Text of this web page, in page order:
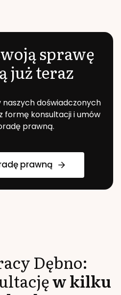
sprawę
już teraz
doświadczonych
formę konsultacji i umów
prawną.
prawną
Dębno:
w kilku